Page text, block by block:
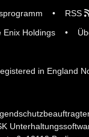
RSS
Enix Holdings
in England